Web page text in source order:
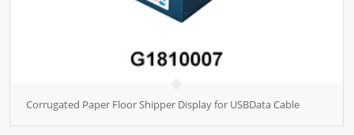
Corrugated Paper Floor Shipper Display for USBData Cable